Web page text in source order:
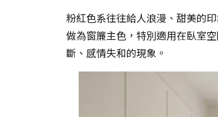
粉紅色系往往給人浪漫、甜美的
做為窗簾主色，特別適用在臥室
斷、感情失和的現象。